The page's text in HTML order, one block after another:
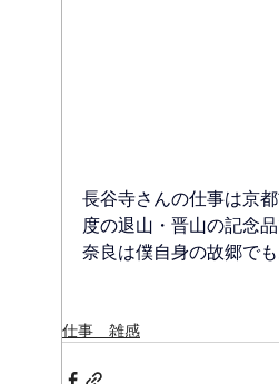
長谷寺さんの仕事は京
度の退山・晋山の記念
奈良は僕自身の故郷で
仕事 雑感